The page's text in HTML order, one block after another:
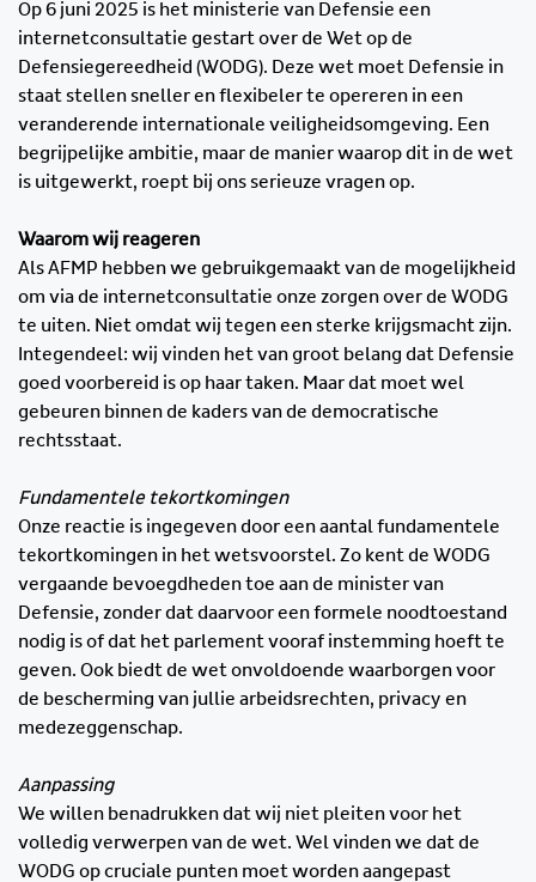
Op 6 juni 2025 is het ministerie van Defensie een
internetconsultatie gestart over de Wet op de
Defensiegereedheid (WODG). Deze wet moet Defensie in
staat stellen sneller en flexibeler te opereren in een
veranderende internationale veiligheidsomgeving. Een
begrijpelijke ambitie, maar de manier waarop dit in de wet
is uitgewerkt, roept bij ons serieuze vragen op.
Waarom wij reageren
Als AFMP hebben we gebruikgemaakt van de mogelijkheid
om via de internetconsultatie onze zorgen over de WODG
te uiten. Niet omdat wij tegen een sterke krijgsmacht zijn.
Integendeel: wij vinden het van groot belang dat Defensie
goed voorbereid is op haar taken. Maar dat moet wel
gebeuren binnen de kaders van de democratische
rechtsstaat.
Fundamentele tekortkomingen
Onze reactie is ingegeven door een aantal fundamentele
tekortkomingen in het wetsvoorstel. Zo kent de WODG
vergaande bevoegdheden toe aan de minister van
Defensie, zonder dat daarvoor een formele noodtoestand
nodig is of dat het parlement vooraf instemming hoeft te
geven. Ook biedt de wet onvoldoende waarborgen voor
de bescherming van jullie arbeidsrechten, privacy en
medezeggenschap.
Aanpassing
We willen benadrukken dat wij niet pleiten voor het
volledig verwerpen van de wet. Wel vinden we dat de
WODG op cruciale punten moet worden aangepast